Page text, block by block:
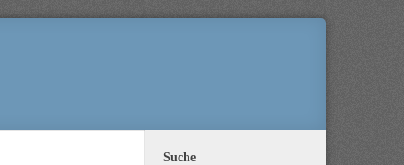
Suche